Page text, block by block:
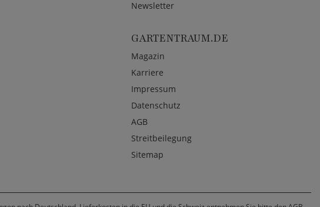
Newsletter
GARTENTRAUM.DE
Magazin
Karriere
Impressum
Datenschutz
AGB
Streitbeilegung
Sitemap